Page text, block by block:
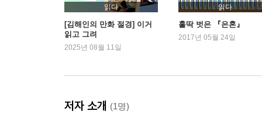
읽다
[김해인의 만화 절경] 이거
읽고 그려
2025년 08월 11일
읽다
홀딱 벗은 『은혼』
2017년 05월 24일
저자 소개 (1명)